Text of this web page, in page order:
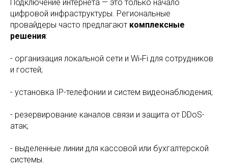
Подключение интернета — это только начало
цифровой инфраструктуры. Региональные
провайдеры часто предлагают комплексные
решения:
- организация локальной сети и Wi‑Fi для сотрудников
и гостей;
- установка IP-телефонии и систем видеонаблюдения;
- резервирование каналов связи и защита от DDoS-
атак;
- выделенные линии для кассовой или бухгалтерской
системы.